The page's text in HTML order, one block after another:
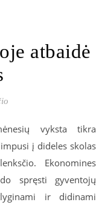
atbaidė
vyksta tikra
į dideles skolas
Ekonomines
spręsti gyventojų
ir didinami